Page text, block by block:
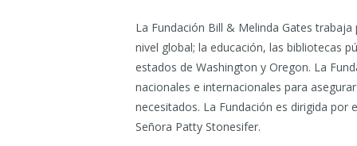
La Fundación Bill & Melinda Gates
nivel global; la educación, las bibliotecas
estados de Washington y Oregon. La
nacionales e internacionales para
necesitados. La Fundación es dirigida por
Señora Patty Stonesifer.